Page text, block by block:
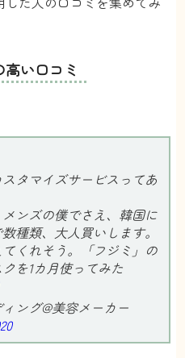
い口コミ
タマイズサービスってあ
ンズの僕でさえ、韓国に
種類、大人買いします。
くれそう。「フジミ」の
を1カ月使ってみた
ング@美容メーカー